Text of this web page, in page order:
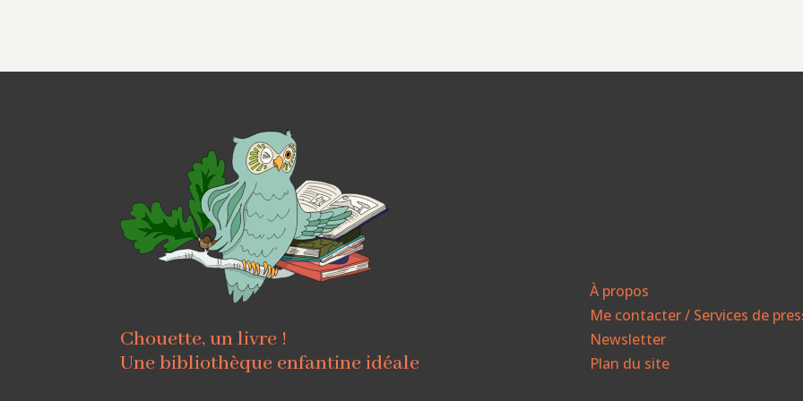
Chouette, un livre !
Une bibliothèque enfantine idéale
À propos
Me contacter / Services de
Newsletter
Plan du site